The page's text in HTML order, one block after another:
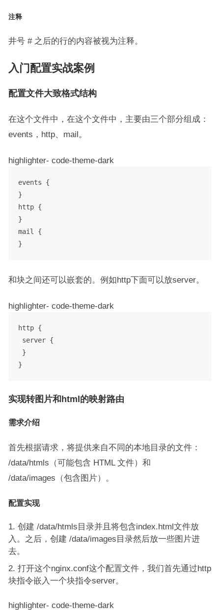
注释
井号 # 之后的行的内容被视为注释。
入门配置实战案例
配置文件大致格式结构
在这个文件中，在这个文件中，主要由三个部分组成：
events，http、mail。
highlighter- code-theme-dark
events {
}
http {
}
mail {
和块之间还可以嵌套的。例如http下面可以放server。
highlighter- code-theme-dark
http {
实现转图片和html的映射路由
需求介绍
首先根据请求，将提供来自不同的本地目录的文件：
/data/htmls（可能包含 HTML 文件）和
/data/images（包含图片）。
配置实现
创建 /data/htmls目录并且将包含index.html文件放
入。之后，创建 /data/images目录然后放一些图片进
去。
打开这个nginx.conf这个配置文件，我们首先通过http
块指令嵌入一个块指令server。
highlighter- code-theme-dark